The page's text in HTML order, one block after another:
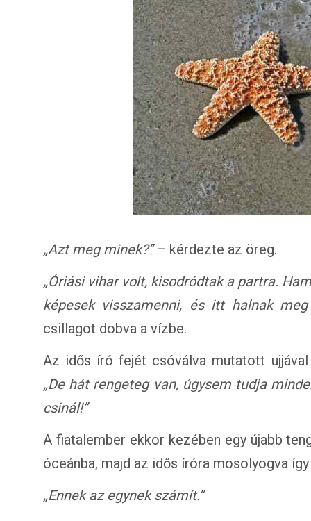
„Azt meg minek?”– kérdezte az öreg.
„Óriási vihar volt, kisodródtak a partra.
képesek visszamenni, és itt halnak meg
csillagot dobva a vízbe.
Az idős író fejét csóválva mutatott
„De hát rengeteg van, úgysem tudja
csinál!”
A fiatalember ekkor kezében egy újabb
óceánba, majd az idős íróra mosolyogva
„Ennek az egynek számít.”